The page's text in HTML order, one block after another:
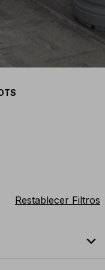
Restablecer Filtros
expand_less